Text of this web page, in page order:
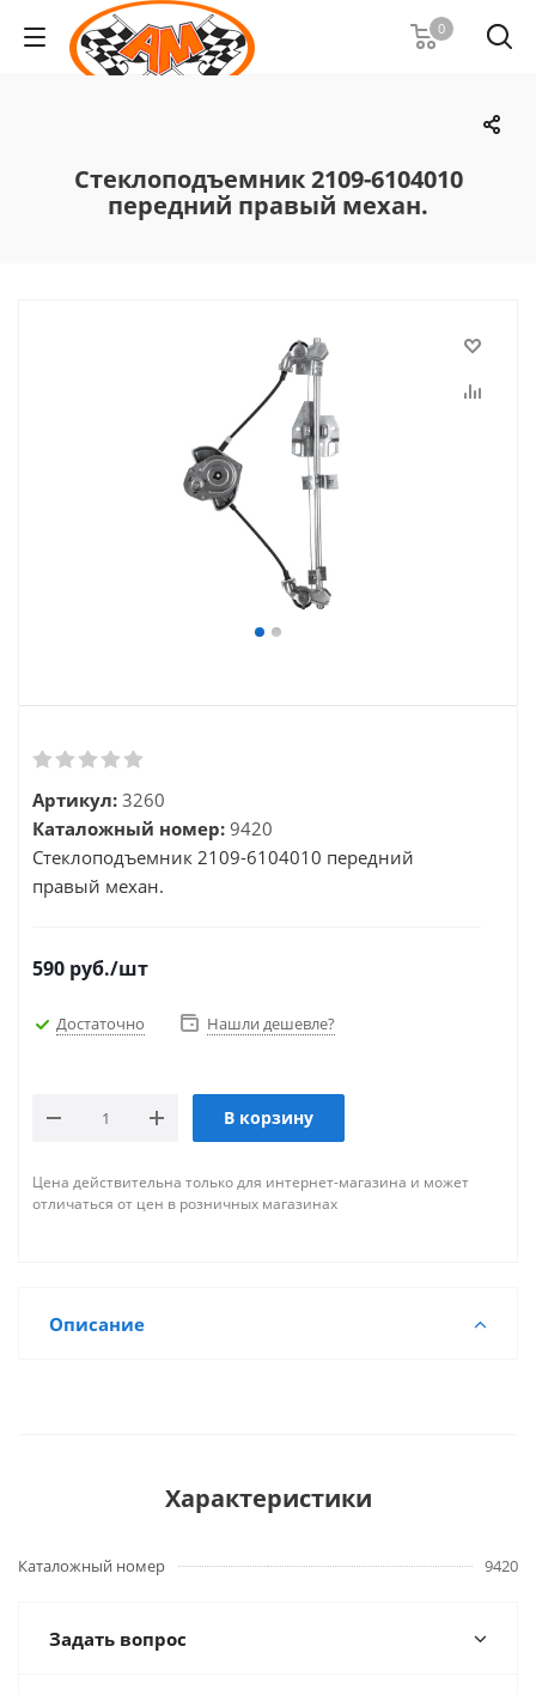
0
Стеклоподъемник 2109-6104010
передний правый механ.
Артикул: 3260
Каталожный номер: 9420
Стеклоподъемник 2109-6104010 передний
правый механ.
590 руб./шт
Достаточно Нашли дешевле?
В корзину
Цена действительна только для интернет-магазина и может
отличаться от цен в розничных магазинах
Описание
Характеристики
Каталожный номер 9420
Задать вопрос